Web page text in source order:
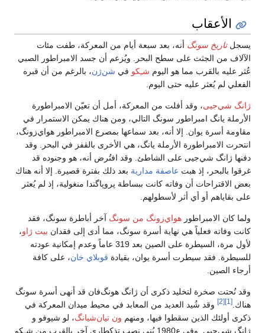
الأعقاب
يسجلتاريخ سونگ أنه، بعد سبعة أيام من المعركة، طفت مئات
الآلاف من الجثث على سطح البحر. ويُزعم أن جسد الامبراطور الصبي
عُثر عليه بالقرب مما هو اليوم شـِكو في شن‌ژن، بالرغم من أن قبره
الفعلي لم يُعثر عليه حتى اليوم.
ژانگ شي‌جيى، وقد أفلت من المعركة، أمل أن تعيّن الامبراطورة
الأرملة يانگ امبراطور سونگ التالي، ومن هناك يمكن الاستمرار في
مقاومة أسرة يوان. إلا أنه، بعد سماعها بمصرع الامبراطور هواي‌زونگ،
انتحرت الامبراطورة الأرملة يانگ، هي الأخرى بالقفز في البحر. وقد
دفنها ژانگ شي‌جيى على الشاطئ. وقد افتُرض أنه، هو وجنوده قد
غرقوا بالبحر، إذ هبت عاصفة مدارية بعد ذلك بفترة قصيرة. إلا أنه هناك
بعض الاقتراحات أن وفاته كانت ببساطة پروپاگندا منغولية، إذ لم يُعثر
على بقاياهم أو أي أثر لأسطولهم.
ولما كان الامبراطور هواي‌زونگ من سونگ آخر أباطرة سونگ، فقد
كانت وفاته فعلياً هي نهاية أسرة سونگ، مما أدى إلى فقدان بيت ژاو،
لأول مرة، السيطرة على الصين بعد 319 عاماً وعدم إمكانية عودته
للسيطرة. فقد سيطرت أسرة يوان، بقيادة قوبلاي خان، على كافة
أرجاء الصين.
وقد نُحتت صخرة لتخليد ذكرى أن ژانگ هونگ‌فان قد أنهى أسرة سونگ
هناك. [1]
[2]
وقد شُيد العديد من المعابد في محيط ميدان المعركة في
ذكرى أولئك الذين سقطوا فيها، ومنهم ون تيان‌شيانگ، لو شيوفو و
ژانگ شي‌جيى. وفي ع1980 بُني نصب تذكطاري آخر بالقرب من شـِكو